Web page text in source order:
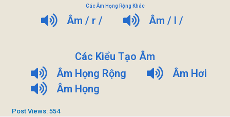
Các Âm Họng Rộng Khác
Âm / r / Âm / l /
Các Kiểu Tạo Âm
Âm Họng Rộng
Âm Hơi
Âm Họng
Post Views: 554